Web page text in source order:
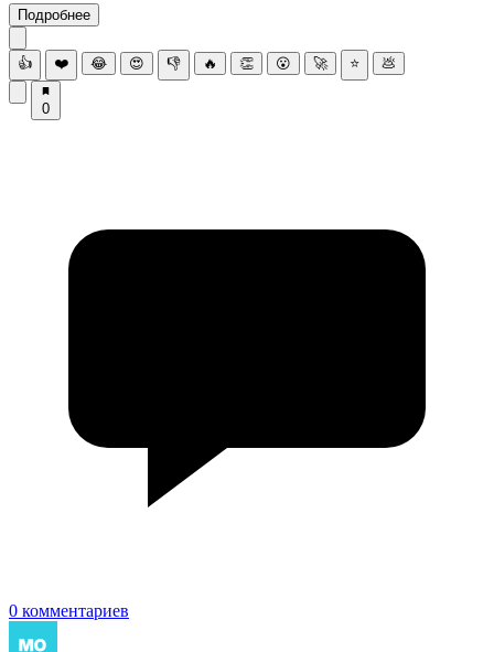
Подробнее
👍 ❤️ 😂 😍 👎 🔥 👏 😮 🚀 ⭐ 💩
0
0 комментариев